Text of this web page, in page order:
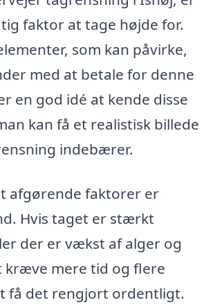
faktor at tage højde for.
som kan påvirke,
med at betale for denne
en god idé at kende disse
kan få et realistisk billede
indebærer.
afgørende faktorer er
Hvis taget er stærkt
der er vækst af alger og
kræve mere tid og flere
få det rengjort ordentligt.